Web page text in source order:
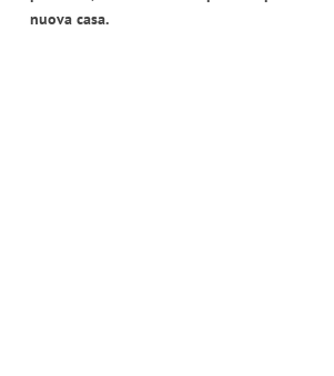
nuova casa.